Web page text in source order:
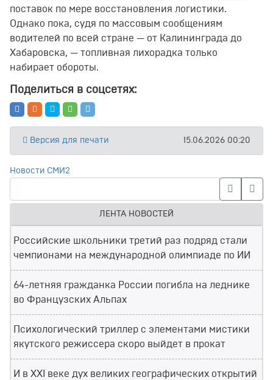
поставок по мере восстановления логистики.
Однако пока, судя по массовым сообщениям
водителей по всей стране — от Калининграда до
Хабаровска, — топливная лихорадка только
набирает обороты.
Поделиться в соцсетях:
Версия для печати 15.06.2026 00:20
Новости СМИ2
ЛЕНТА НОВОСТЕЙ
Российские школьники третий раз подряд стали
чемпионами на международной олимпиаде по ИИ
64-летняя гражданка России погибла на леднике
во Французских Альпах
Психологический триллер с элементами мистики
якутского режиссера скоро выйдет в прокат
И в XXI веке дух великих географических открытий